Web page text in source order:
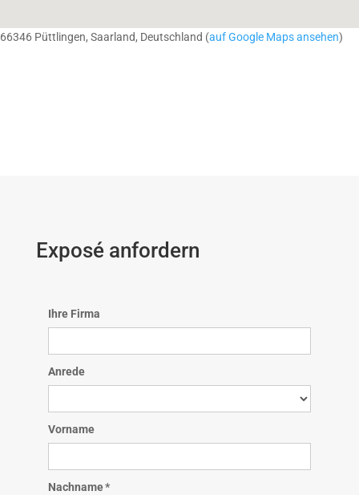
66346 Püttlingen, Saarland, Deutschland (auf Google Maps ansehen)
Exposé anfordern
Ihre Firma
Anrede
Vorname
Nachname *